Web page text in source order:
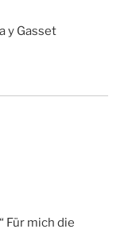
y Gasset
Für mich die